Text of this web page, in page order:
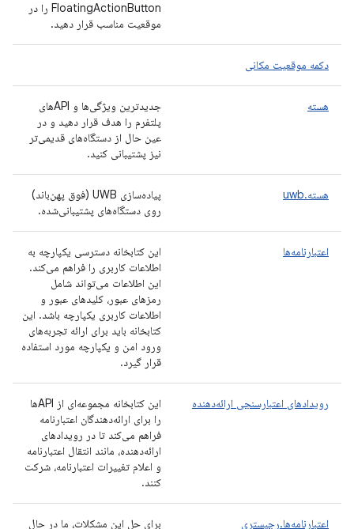
FloatingActionButton را در
موقعیت مناسب قرار دهید.
دکمه موقعیت مکانی
هسته
جدیدترین ویژگی‌ها و APIهای
پلتفرم را هدف قرار دهید و در
عین حال از دستگاه‌های قدیمی‌تر
نیز پشتیبانی کنید.
هسته.uwb
پیاده‌سازی UWB (فوق پهن‌باند)
روی دستگاه‌های پشتیبانی‌شده.
اعتبارنامه‌ها
این کتابخانه دسترسی یکپارچه به
اطلاعات کاربری را فراهم می‌کند.
این اطلاعات می‌تواند شامل
رمزهای عبور، کلیدهای عبور و
اطلاعات کاربری یکپارچه باشد. این
کتابخانه باید برای ارائه تجربه‌های
ورود امن و یکپارچه مورد استفاده
قرار گیرد.
رویدادهای اعتبارسنجی ارائه‌دهنده
این کتابخانه مجموعه‌ای از APIها
را برای ارائه‌دهندگان اعتبارنامه
فراهم می‌کند تا در رویدادهای
ارائه‌دهنده، مانند انتقال اعتبارنامه
و اعلام تغییرات اعتبارنامه، شرکت
کنند.
اعتبارنامه‌ها.رجیستری
برای حل این مشکلات، ما در حال